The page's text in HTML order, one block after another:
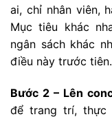
ai, chỉ nhân viên,
Mục tiêu khác
ngân sách khác
điều này trước tiên.
Bước 2 – Lên
để trang trí, thực